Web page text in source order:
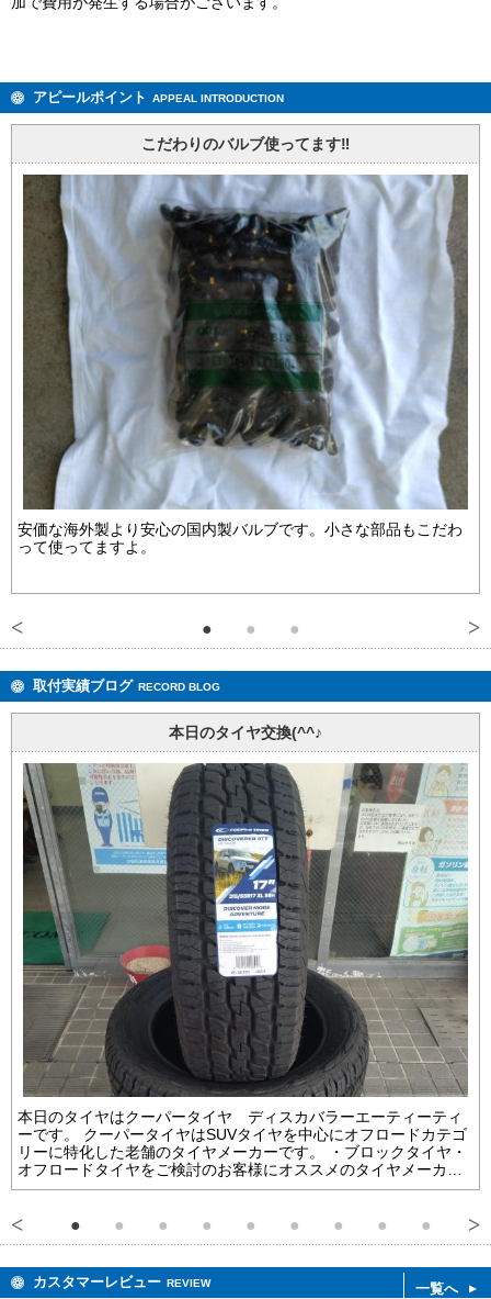
アピールポイント APPEAL INTRODUCTION
こだわりのバルブ使ってます‼
安価な海外製より安心の国内製バルブです。小さな部品もこだわ
って使ってますよ。
取付実績ブログ RECORD BLOG
本日のタイヤ交換(^^♪
本日のタイヤはクーパータイヤ ディスカバラーエーティーティ
ーです。 クーパータイヤはSUVタイヤを中心にオフロードカテゴ
リーに特化した老舗のタイヤメーカーです。 ・ブロックタイヤ・
オフロードタイヤをご検討のお客様にオススメのタイヤメーカー
になります(^^)/
カスタマーレビュー REVIEW 一覧へ